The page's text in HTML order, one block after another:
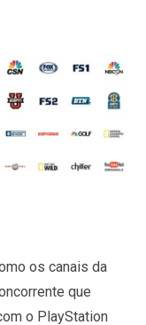
os canais da
que
o PlayStation